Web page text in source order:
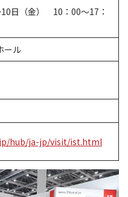
日（金） 10：00～17：
ール
hub/ja-jp/visit/ist.html